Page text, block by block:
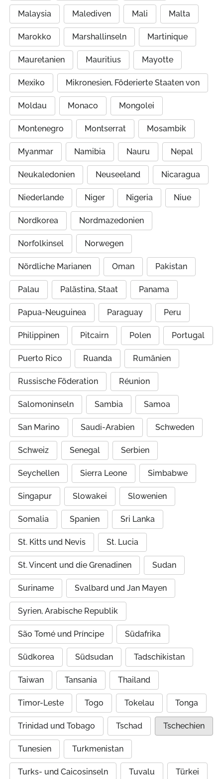
Malaysia Malediven Mali Malta
Marokko Marshallinseln Martinique
Mauretanien Mauritius Mayotte
Mexiko Mikronesien, Föderierte Staaten von
Moldau Monaco Mongolei
Montenegro Montserrat Mosambik
Myanmar Namibia Nauru Nepal
Neukaledonien Neuseeland Nicaragua
Niederlande Niger Nigeria Niue
Nordkorea Nordmazedonien
Norfolkinsel Norwegen
Nördliche Marianen Oman Pakistan
Palau Palästina, Staat Panama
Papua-Neuguinea Paraguay Peru
Philippinen Pitcairn Polen Portugal
Puerto Rico Ruanda Rumänien
Russische Föderation Réunion
Salomoninseln Sambia Samoa
San Marino Saudi-Arabien Schweden
Schweiz Senegal Serbien
Seychellen Sierra Leone Simbabwe
Singapur Slowakei Slowenien
Somalia Spanien Sri Lanka
St. Kitts und Nevis St. Lucia
St. Vincent und die Grenadinen Sudan
Suriname Svalbard und Jan Mayen
Syrien, Arabische Republik
São Tomé und Príncipe Südafrika
Südkorea Südsudan Tadschikistan
Taiwan Tansania Thailand
Timor-Leste Togo Tokelau Tonga
Trinidad und Tobago Tschad Tschechien
Tunesien Turkmenistan
Turks- und Caicosinseln Tuvalu Türkei